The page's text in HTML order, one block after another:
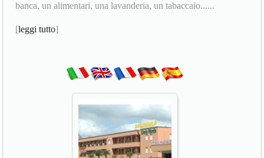
banca, un alimentari, una lavanderia, un tabaccaio......
[leggi tutto]